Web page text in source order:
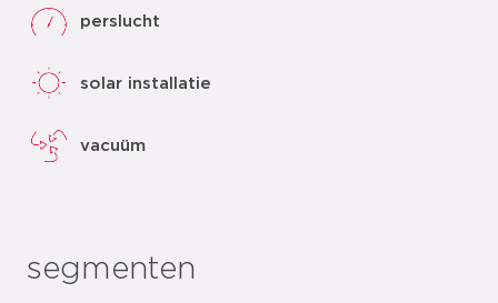
perslucht
solar installatie
vacuüm
segmenten